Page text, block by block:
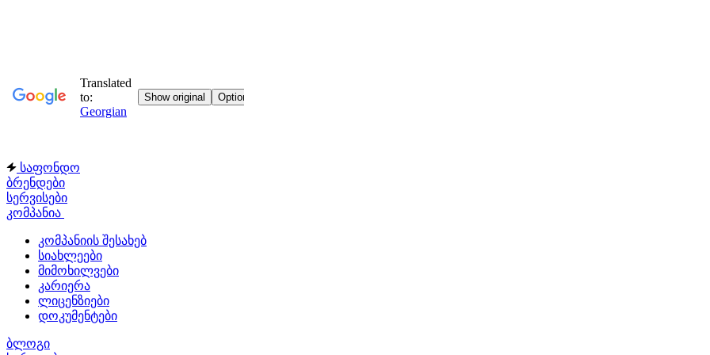
საფონდო
ბრენდები
სერვისები
კომპანია
კომპანიის შესახებ
სიახლეები
მიმოხილვები
კარიერა
ლიცენზიები
დოკუმენტები
ბლოგი